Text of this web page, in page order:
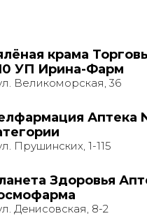
крама
УП Ирина-Фарм
Великоморская, 36
Аптека
Прушинских, 1-115
Здоровья
Денисовская, 8-2